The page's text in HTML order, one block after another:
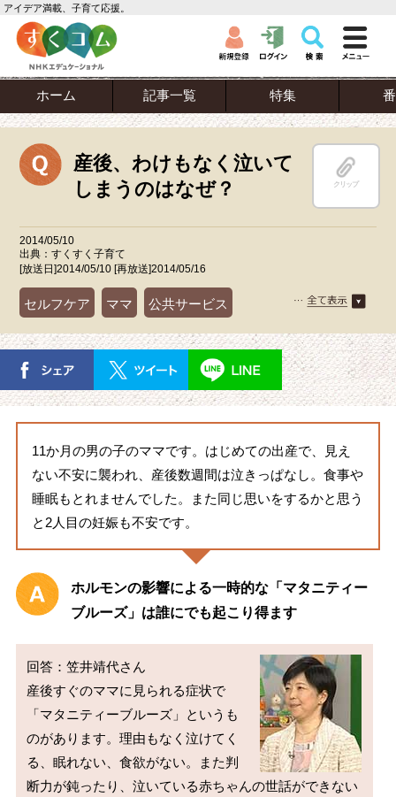
アイデア満載、子育て応援。
ホーム 記事一覧 特集
産後、わけもなく泣いて
しまうのはなぜ？
クリップ
2014/05/10
出典：すくすく子育て
[放送日]2014/05/10 [再放送]2014/05/16
セルフケア ママ 公共サービス
妊娠・出産
11か月の男の子のママです。はじめての出産で、見え
ない不安に襲われ、産後数週間は泣きっぱなし。食事や
睡眠もとれませんでした。また同じ思いをするかと思う
と2人目の妊娠も不安です。
ホルモンの影響による一時的な「マタニティー
ブルーズ」は誰にでも起こり得ます
回答：笠井靖代さん
産後すぐのママに見られる症状で
「マタニティーブルーズ」というも
のがあります。理由もなく泣けてく
る、眠れない、食欲がない。また判
断力が鈍ったり、泣いている赤ちゃんの世話ができない